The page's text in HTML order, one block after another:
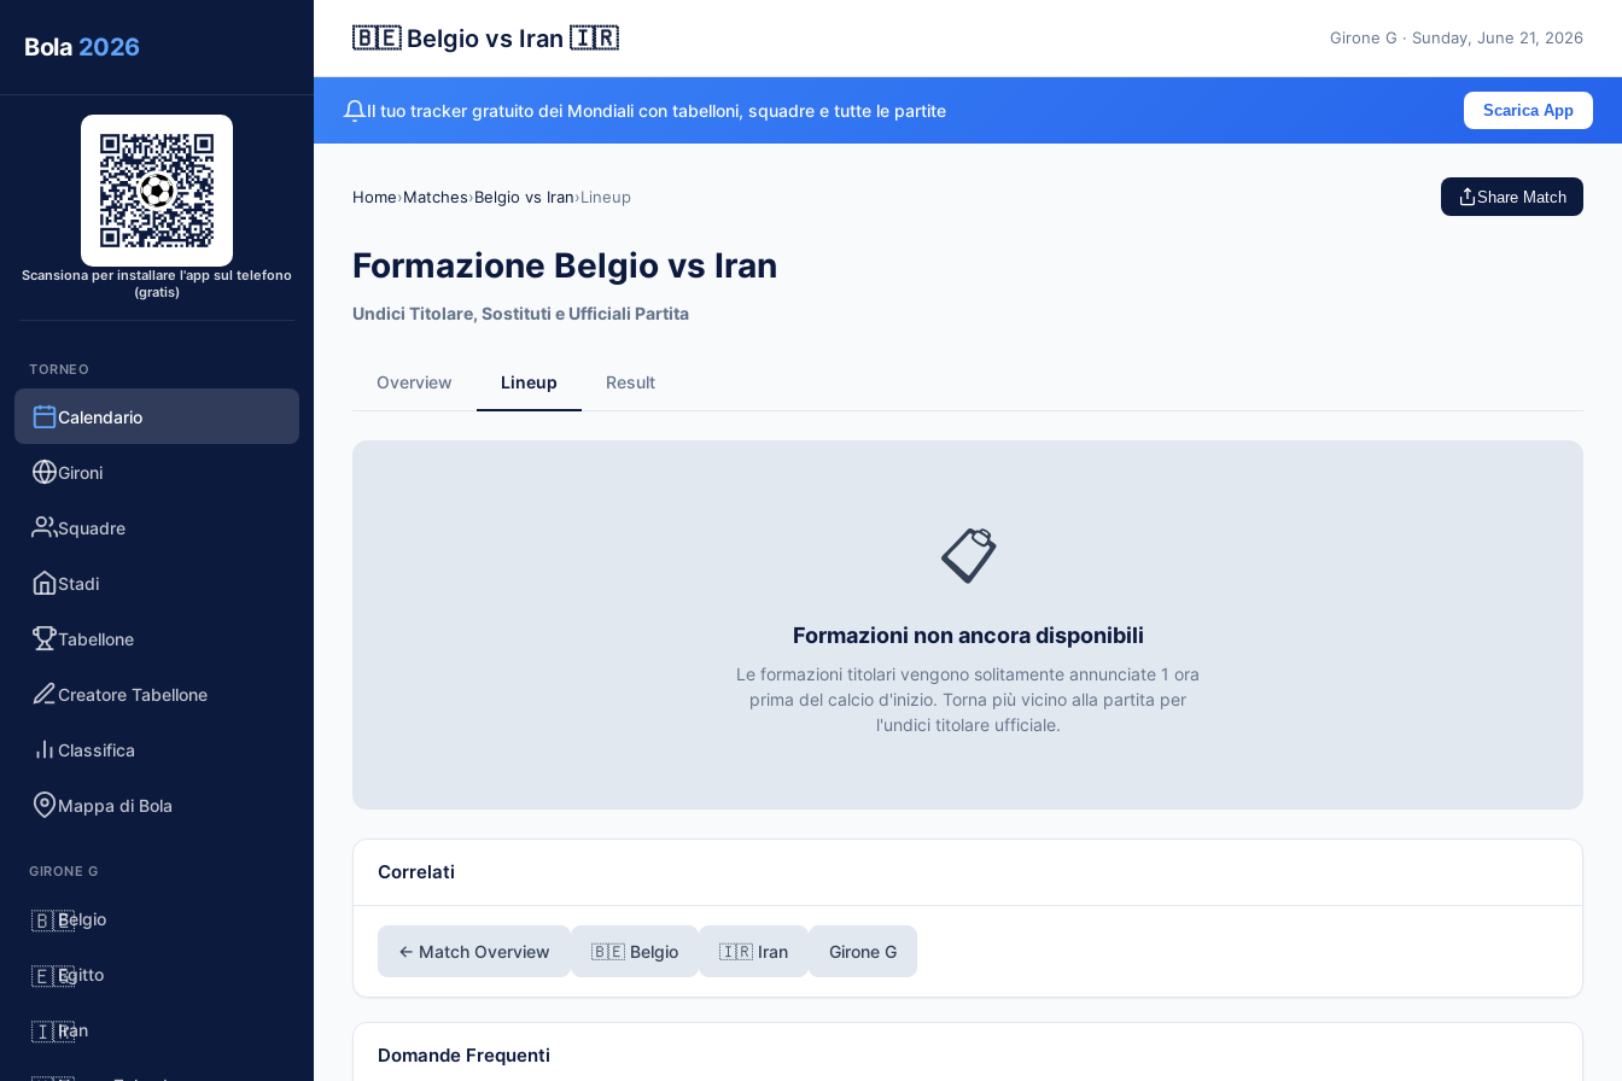
Bola 2026
Scansiona per installare l'app sul telefono
(gratis)
TORNEO
Calendario
Gironi
Squadre
Stadi
Tabellone
Creatore Tabellone
Classifica
Mappa di Bola
GIRONE G
🇧🇪Belgio
🇪🇬Egitto
🇮🇷Iran
🇧🇪 Belgio vs Iran 🇮🇷 Girone G · Sunday, June 21, 2026
Il tuo tracker gratuito dei Mondiali con tabelloni, squadre e tutte le partite Scarica App
Home›Matches›Belgio vs Iran›Lineup Share Match
Formazione Belgio vs Iran
Undici Titolare, Sostituti e Ufficiali Partita
Overview Lineup Result
📋
Formazioni non ancora disponibili
Le formazioni titolari vengono solitamente annunciate 1 ora
prima del calcio d'inizio. Torna più vicino alla partita per
l'undici titolare ufficiale.
Correlati
← Match Overview 🇧🇪 Belgio 🇮🇷 Iran Girone G
Domande Frequenti